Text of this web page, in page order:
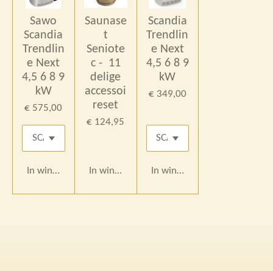
Sawo
Scandia
Trendlin
e Next
4,5 6 8 9
kW
€ 575,00
In winkelwagen
Saunase
t
Seniote
c - 11
delige
accessoi
reset
€ 124,95
In winkelwagen
Scandia
Trendlin
e Next
4,5 6 8 9
kW
€ 349,00
In winkelwagen